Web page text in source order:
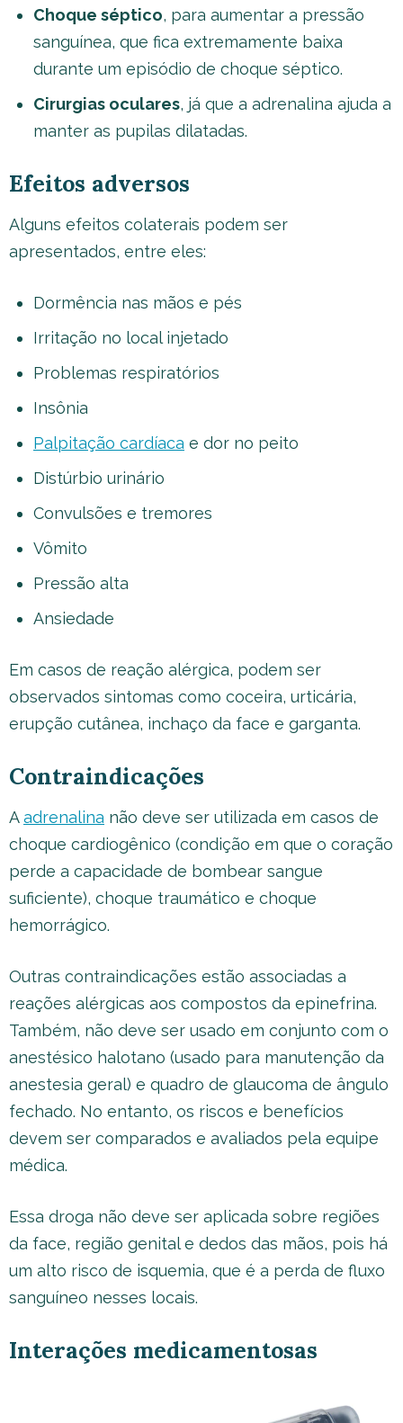
Choque séptico, para aumentar a pressão
sanguínea, que fica extremamente baixa
durante um episódio de choque séptico.
Cirurgias oculares, já que a adrenalina ajuda a
manter as pupilas dilatadas.
Efeitos adversos
Alguns efeitos colaterais podem ser
apresentados, entre eles:
Dormência nas mãos e pés
Irritação no local injetado
Problemas respiratórios
Insônia
Palpitação cardíaca e dor no peito
Distúrbio urinário
Convulsões e tremores
Vômito
Pressão alta
Ansiedade
Em casos de reação alérgica, podem ser
observados sintomas como coceira, urticária,
erupção cutânea, inchaço da face e garganta.
Contraindicações
Aadrenalina não deve ser utilizada em casos de
choque cardiogênico (condição em que o coração
perde a capacidade de bombear sangue
suficiente), choque traumático e choque
hemorrágico.
Outras contraindicações estão associadas a
reações alérgicas aos compostos da epinefrina.
Também, não deve ser usado em conjunto com o
anestésico halotano (usado para manutenção da
anestesia geral) e quadro de glaucoma de ângulo
fechado. No entanto, os riscos e benefícios
devem ser comparados e avaliados pela equipe
médica.
Essa droga não deve ser aplicada sobre regiões
da face, região genital e dedos das mãos, pois há
um alto risco de isquemia, que é a perda de fluxo
sanguíneo nesses locais.
Interações medicamentosas